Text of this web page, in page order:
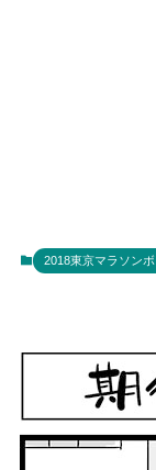
2018東京マラソン